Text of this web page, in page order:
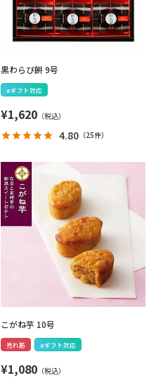
黒わらび餅 9号
eギフト対応
¥1,620
4.80 （25件）
こがね芋 10号
売れ筋 eギフト対応
¥1,080